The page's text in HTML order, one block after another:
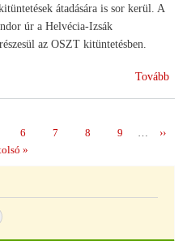
átadására is sor kerül. A
úr a Helvécia-Izsák
az OSZT kitüntetésben.
Tovább
Page
6 Page
7 Page
8 Page
9 …
››
»